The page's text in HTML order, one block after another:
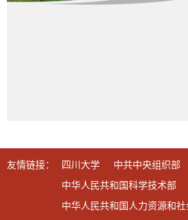
友情链接： 四川大学 中共中央组织部
中华人民共和国科学技术部
中华人民共和国人力资源和社